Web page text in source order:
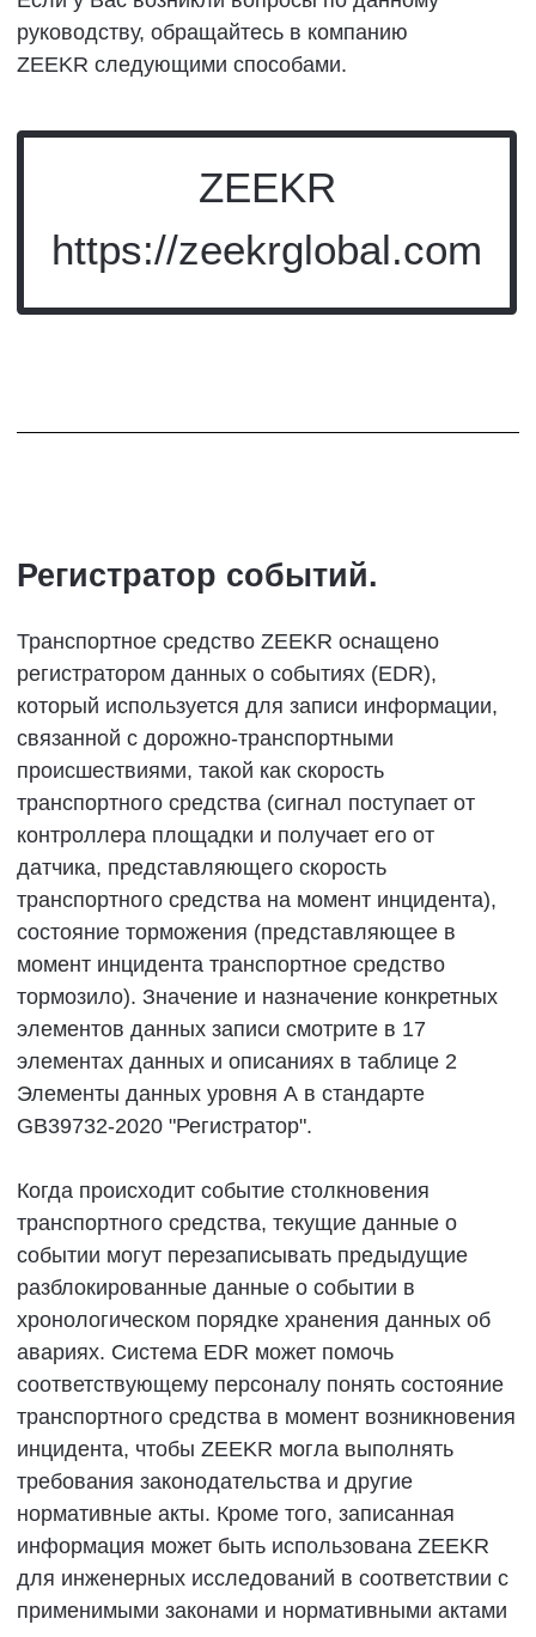
также потребоваться данные, предоставляемые
системой удаленного мониторинга, такие как:
уровень заряда аккумулятора, состояние дверей
оборудование и
обеспечения максимальной производительности
вашего автомобиля и безопасности,
оригинальным аксессуарам класса люкс
ZEEKR. Установка на ваш автомобиль
неоригинальных продуктов ZEEKR может
отрицательно сказаться на работе вашего
автомобиля и системах безопасности. ZEEKR
не несет ответственности за любые
возникающие в связи с этим проблемы. Вы
можете заказать дополнительное оборудование,
сертифицированное ZEEKR.
Специальное дополнительное оборудование,
специально поставляемое для определенных
стран или регионов, может не подходить для
вашего региона, поскольку рынки сбыта
различаются. Перед заказом дополнительного
оборудования ознакомьтесь с местными
законами и нормативными актами и обратитесь
в ZEEKR Service (Experience) Center. ZEEKR не
несет ответственности за любые проблемы,
возникающие в результате использования
сертифицированного ZEEKR дополнительного
оборудования или дополнительного
Не модифицируйте автомобиль без
разрешения, в противном случае это повлияет
на управляемость, устойчивость, безопасность
и долговечность автомобиля, а также может
нарушать местные законы и нормативные акты
или нормативные требования регулирующих
органов. ZEEKR не несет ответственности за
телесные повреждения, повреждение
транспортного средства, проблемы с
вызванные несанкционированной
модификацией.
Внимание!
■
ZEEKR несет ответственность только за
оригинальные продукты и дополнительное
оборудование,протестированные и
сертифицированные компанией ZEEKR.
ZEEKR не предоставляет никаких гарантий
и не берет на себя никакой ответственности